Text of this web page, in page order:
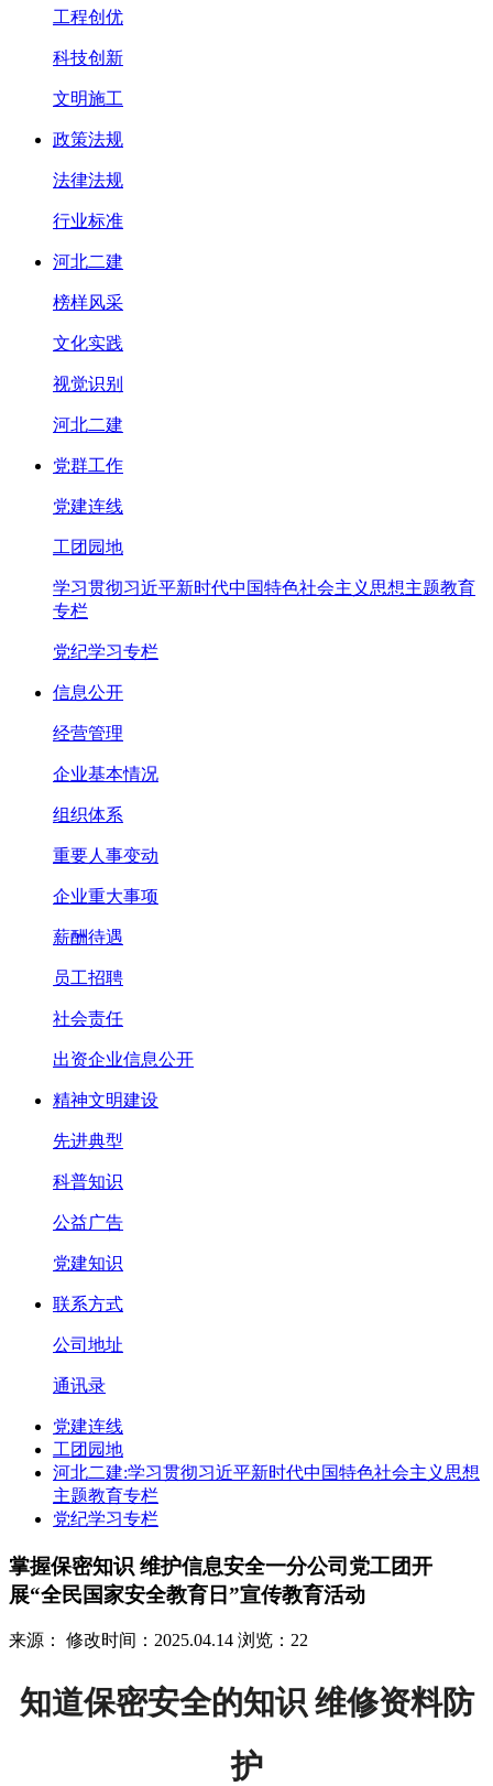
工程创优
科技创新
文明施工
政策法规
法律法规
行业标准
河北二建
榜样风采
文化实践
视觉识别
河北二建
党群工作
党建连线
工团园地
学习贯彻习近平新时代中国特色社会主义思想主题教育
专栏
党纪学习专栏
信息公开
经营管理
企业基本情况
组织体系
重要人事变动
企业重大事项
薪酬待遇
员工招聘
社会责任
出资企业信息公开
精神文明建设
先进典型
科普知识
公益广告
党建知识
联系方式
公司地址
通讯录
党建连线
工团园地
河北二建:学习贯彻习近平新时代中国特色社会主义思想
主题教育专栏
党纪学习专栏
掌握保密知识 维护信息安全一分公司党工团开
展“全民国家安全教育日”宣传教育活动
来源： 修改时间：2025.04.14 浏览：22
知道保密安全的知识 维修资料防
护